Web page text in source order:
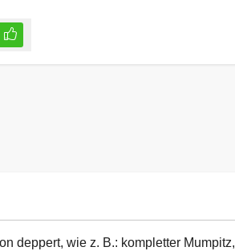
deppert, wie z. B.: kompletter Mumpitz,